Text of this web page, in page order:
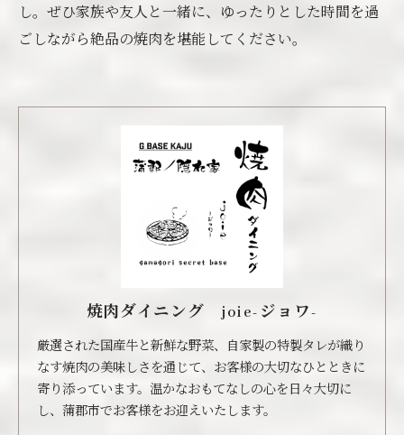
し。ぜひ家族や友人と一緒に、ゆったりとした時間を過
ごしながら絶品の焼肉を堪能してください。
焼肉ダイニング joie-ジョワ-
厳選された国産牛と新鮮な野菜、自家製の特製タレが織り
なす焼肉の美味しさを通じて、お客様の大切なひとときに
寄り添っています。温かなおもてなしの心を日々大切に
し、蒲郡市でお客様をお迎えいたします。